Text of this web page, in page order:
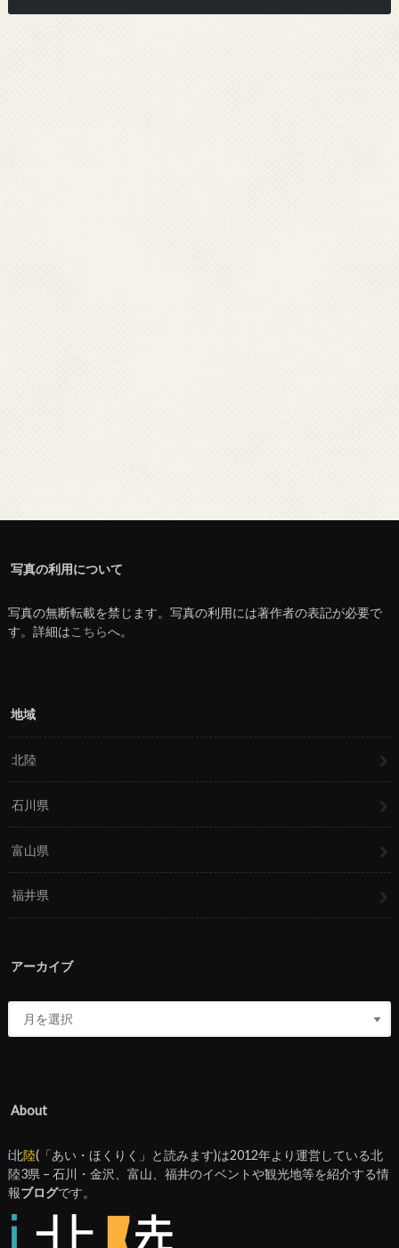
写真の利用について
写真の無断転載を禁じます。写真の利用には著作者の表記が必要で
す。詳細はこちらへ。
地域
北陸
石川県
富山県
福井県
アーカイブ
About
i北陸(「あい・ほくりく」と読みます)は2012年より運営している北
陸3県 – 石川・金沢、富山、福井のイベントや観光地等を紹介する情
報ブログです。